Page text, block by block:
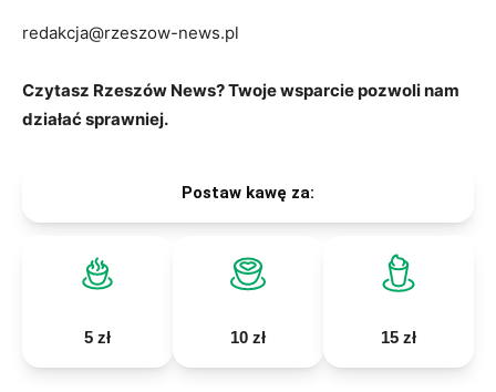
redakcja@rzeszow-news.pl
Czytasz Rzeszów News? Twoje wsparcie pozwoli nam
działać sprawniej.
Postaw kawę za:
5 zł 10 zł 15 zł